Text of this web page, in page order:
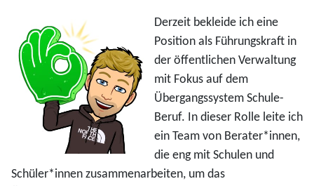
Derzeit bekleide ich eine
Position als Führungskraft in
der öffentlichen Verwaltung
mit Fokus auf dem
Übergangssystem Schule-
Beruf. In dieser Rolle leite ich
ein Team von Berater*innen,
die eng mit Schulen und
Schüler*innen zusammenarbeiten, um das